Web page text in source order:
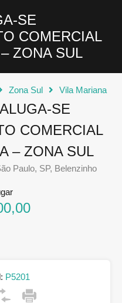
SE
COMERCIAL
ZONA SUL
Zona Sul Vila Mariana
SE
COMERCIAL
– ZONA SUL
Paulo, SP, Belenzinho
P5201